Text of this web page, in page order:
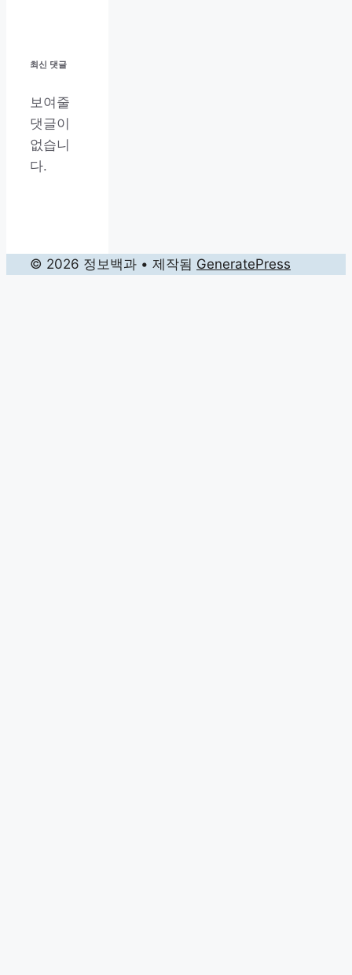
최신 댓글
보여줄
댓글이
없습니
다.
© 2026 정보백과 • 제작됨 GeneratePress